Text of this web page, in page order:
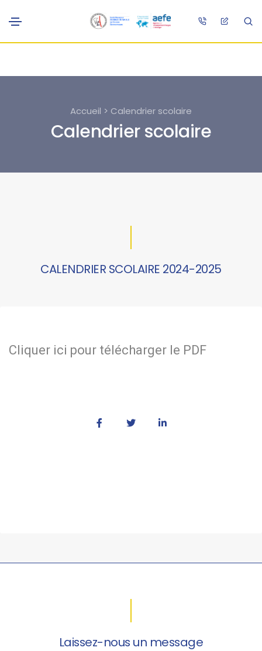
Accueil > Calendrier scolaire
Calendrier scolaire
CALENDRIER SCOLAIRE 2024-2025
Cliquer ici pour télécharger le PDF
Laissez-nous un message